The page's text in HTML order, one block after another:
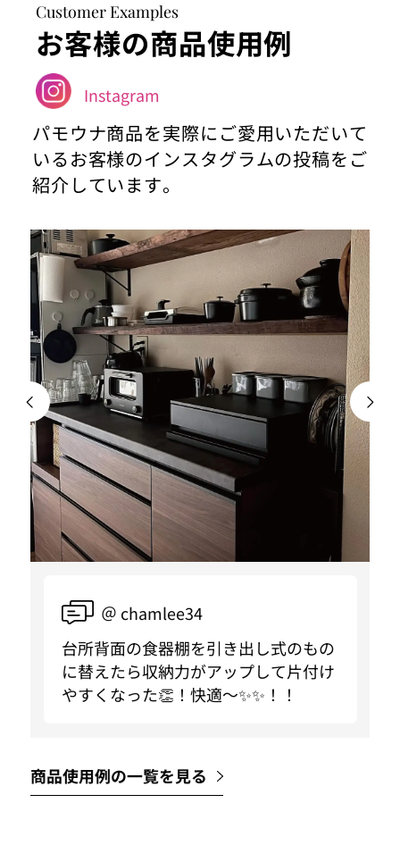
Customer Examples
お客様の商品使用例
Instagram
パモウナ商品を実際にご愛用いただいて
いるお客様のインスタグラムの投稿をご
紹介しています。
＠ chamlee34
台所背面の食器棚を引き出し式のもの
に替えたら収納力がアップして片付け
やすくなった👏！快適〜✨✨！！
商品使用例の一覧を見る